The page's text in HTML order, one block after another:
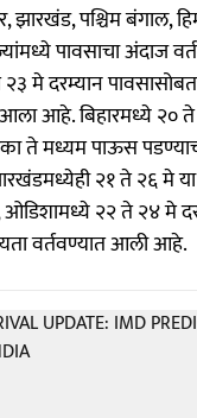
झारखंड, पश्चिम बंगाल,
पावसाचा अंदाज
मे दरम्यान
आला आहे. बिहारमध्ये २०
ते मध्यम पाऊस
२१ ते २६ मे
२२ ते २४ मे
वर्तवण्यात आली आहे.